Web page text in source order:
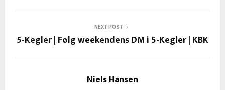
NEXT POST
5-Kegler | Følg weekendens DM i 5-Kegler | KBK
Niels Hansen